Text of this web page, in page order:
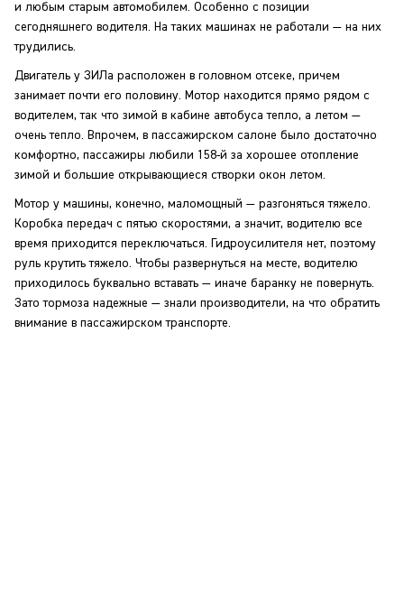
и любым старым автомобилем. Особенно с позиции
сегодняшнего водителя. На таких машинах не работали — на них
трудились.
Двигатель у ЗИЛа расположен в головном отсеке, причем
занимает почти его половину. Мотор находится прямо рядом с
водителем, так что зимой в кабине автобуса тепло, а летом —
очень тепло. Впрочем, в пассажирском салоне было достаточно
комфортно, пассажиры любили 158-й за хорошее отопление
зимой и большие открывающиеся створки окон летом.
Мотор у машины, конечно, маломощный — разгоняться тяжело.
Коробка передач с пятью скоростями, а значит, водителю все
время приходится переключаться. Гидроусилителя нет, поэтому
руль крутить тяжело. Чтобы развернуться на месте, водителю
приходилось буквально вставать — иначе баранку не повернуть.
Зато тормоза надежные — знали производители, на что обратить
внимание в пассажирском транспорте.